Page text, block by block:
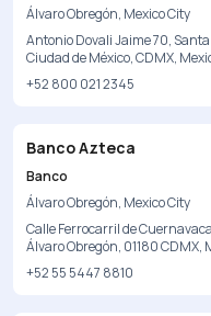
Álvaro Obregón, Mexico City
Antonio Dovali Jaime 70, Santa
Ciudad de México, CDMX,
+52 800 021 2345
Banco Azteca
Banco
Álvaro Obregón, Mexico City
Calle Ferrocarril de
Álvaro Obregón, 01180 CDMX,
+52 55 5447 8810